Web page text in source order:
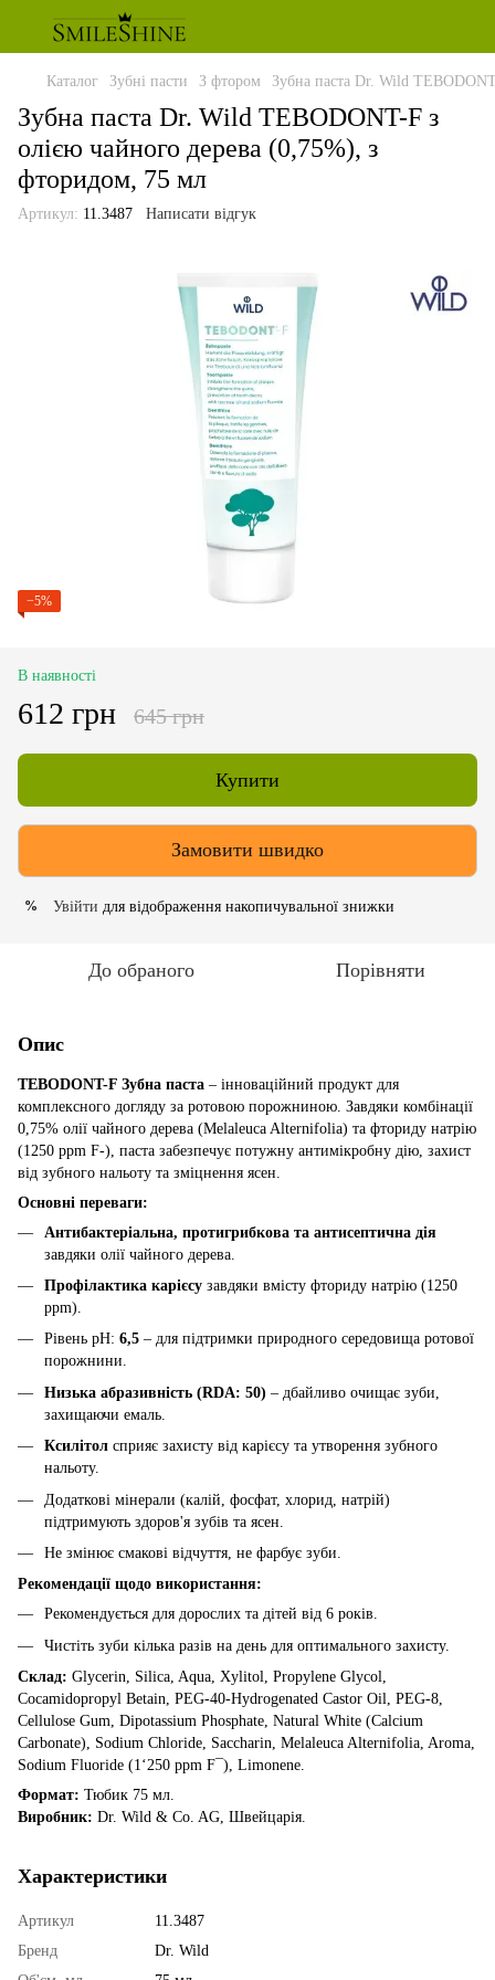
Каталог Зубні пасти З фтором Зубна паста Dr. Wild
Зубна паста Dr. Wild TEBODONT-F з
олією чайного дерева (0,75%), з
фторидом, 75 мл
Артикул: 11.3487 Написати відгук
−5%
В наявності
612 грн 645 грн
Купити
Замовити швидко
% Увійти для відображення накопичувальної знижки
До обраного Порівняти
Опис
TEBODONT-F Зубна паста – інноваційний продукт для
комплексного догляду за ротовою порожниною. Завдяки комбінації
0,75% олії чайного дерева (Melaleuca Alternifolia) та фториду натрію
(1250 ppm F-), паста забезпечує потужну антимікробну дію, захист
від зубного нальоту та зміцнення ясен.
Основні переваги:
Антибактеріальна, протигрибкова та антисептична дія
завдяки олії чайного дерева.
Профілактика карієсу завдяки вмісту фториду натрію (1250
ppm).
Рівень pH: 6,5 – для підтримки природного середовища ротової
порожнини.
Низька абразивність (RDA: 50) – дбайливо очищає зуби,
захищаючи емаль.
Ксилітол сприяє захисту від карієсу та утворення зубного
нальоту.
Додаткові мінерали (калій, фосфат, хлорид, натрій)
підтримують здоров'я зубів та ясен.
Не змінює смакові відчуття, не фарбує зуби.
Рекомендації щодо використання:
Рекомендується для дорослих та дітей від 6 років.
Чистіть зуби кілька разів на день для оптимального захисту.
Склад: Glycerin, Silica, Aqua, Xylitol, Propylene Glycol,
Cocamidopropyl Betain, PEG-40-Hydrogenated Castor Oil, PEG-8,
Cellulose Gum, Dipotassium Phosphate, Natural White (Calcium
Carbonate), Sodium Chloride, Saccharin, Melaleuca Alternifolia, Aroma,
Sodium Fluoride (1‘250 ppm F¯), Limonene.
Формат: Тюбик 75 мл.
Виробник: Dr. Wild & Co. AG, Швейцарія.
Характеристики
Артикул
11.3487
Бренд
Dr. Wild